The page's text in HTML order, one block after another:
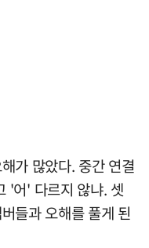
가 많았다. 중간 연결
'어' 다르지 않냐. 셋
들과 오해를 풀게 된